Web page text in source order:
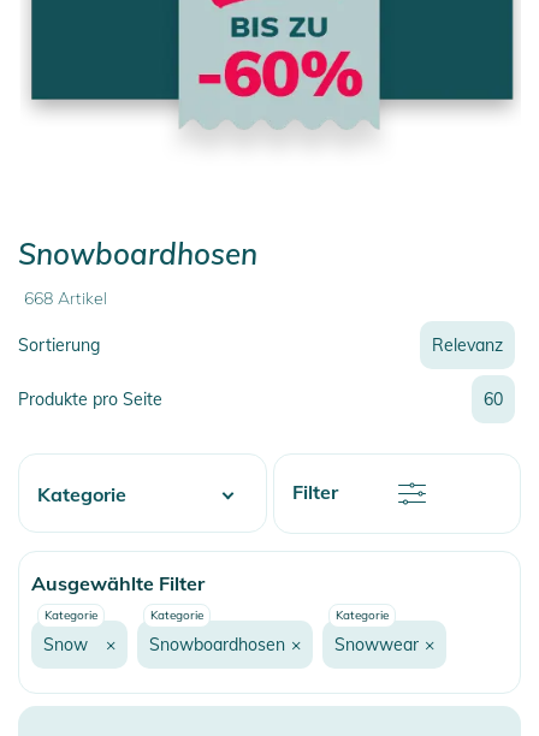
Snowboardhosen
668 Artikel
Sortierung
Relevanz
Relevanz
Neueste
Preis
Rabatt
Name
Name
Produkte pro Seite 60
Filter
Kategorie
Skate
Fashion & More
Snow
Snowboard
Ausgewählte Filter
Kategorie
Snow ×
Kategorie
Snowboardhosen ×
Kategorie
Snowwear ×